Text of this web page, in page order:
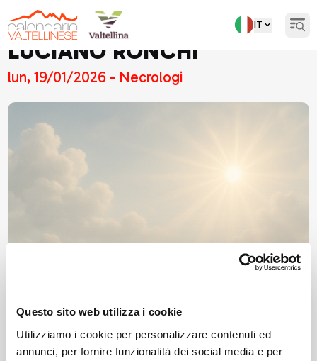
Questo sito web utilizza i cookie
Utilizziamo i cookie per personalizzare contenuti ed
annunci, per fornire funzionalità dei social media e per
IT
LUCIANO RONCHI
lun, 19/01/2026 - Necrologi